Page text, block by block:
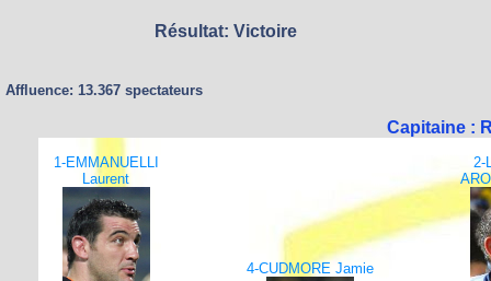
Résultat: Victoire
Affluence: 13.367 spectateurs
Capitaine :
1-EMMANUELLI
Laurent
2-
4-CUDMORE Jamie